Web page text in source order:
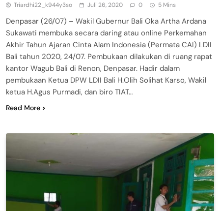
Triardhi22_k944y3so Juli 26, 2020 0 5 Mins
Denpasar (26/07) – Wakil Gubernur Bali Oka Artha Ardana
Sukawati membuka secara daring atau online Perkemahan
Akhir Tahun Ajaran Cinta Alam Indonesia (Permata CAI) LDII
Bali tahun 2020, 24/07. Pembukaan dilakukan di ruang rapat
kantor Wagub Bali di Renon, Denpasar. Hadir dalam
pembukaan Ketua DPW LDII Bali H.Olih Solihat Karso, Wakil
ketua H.Agus Purmadi, dan biro TIAT…
Read More